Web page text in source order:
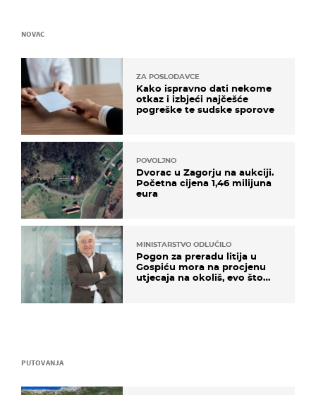
PUTOVANJA
NOVAC
ZA POSLODAVCE
Kako ispravno dati nekome
otkaz i izbjeći najčešće
pogreške te sudske sporove
POVOLJNO
Dvorac u Zagorju na aukciji.
Početna cijena 1,46 milijuna
eura
MINISTARSTVO ODLUČILO
Pogon za preradu litija u
Gospiću mora na procjenu
utjecaja na okoliš, evo što